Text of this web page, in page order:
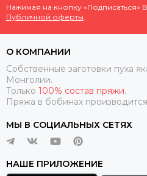
Нажимая на кнопку «Подписаться»
Публичной оферты
О КОМПАНИИ
Собственные заготовки пуха
Монголии.
Только 100% состав пряжи.
Пряжа в бобинах
МЫ В СОЦИАЛЬНЫХ СЕТЯХ
НАШЕ ПРИЛОЖЕНИЕ